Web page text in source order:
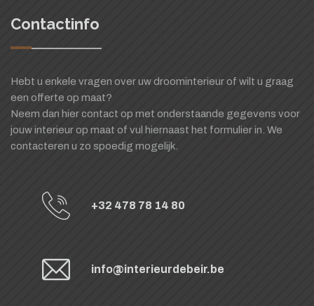
Contactinfo
Hebt u enkele vragen over uw droominterieur of wilt u graag
een offerte op maat?
Neem dan hier contact op met onderstaande gegevens voor
jouw interieur op maat of vul hiernaast het formulier in. We
contacteren u zo spoedig mogelijk.
+32 478 78 14 80
info@interieurdebeir.be